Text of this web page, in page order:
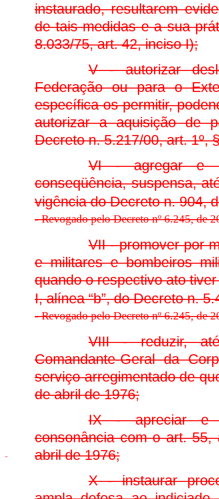
instaurado, resultarem
de tais medidas e a sua
8.033/75, art. 42, inciso I);
V - autorizar
Federação ou para o
específica os permitir,
autorizar a aquisição de
Decreto n. 5.217/00, art. 1º,
VI - agregar e
conseqüência, suspensa,
vigência do Decreto n. 904,
-Revogado pelo Decreto nº 6.245, de
VII - promover por
e militares e bombeiros
quando o respectivo ato
I, alínea “b”, do Decreto n.
-Revogado pelo Decreto nº 6.245, de
VIII - reduzir,
Comandante-Geral da
serviço arregimentado de
de abril de 1976;
IX - apreciar e
consonância com o art. 55,
abril de 1976;
X - instaurar